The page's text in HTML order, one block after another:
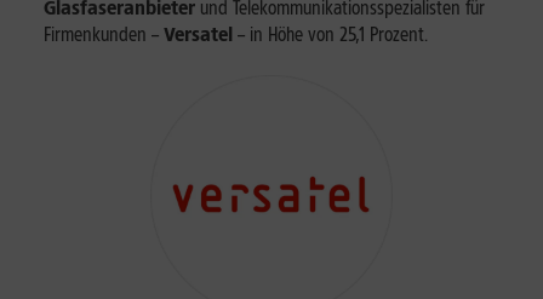
Glasfaseranbieter und Telekommunikationsspezialisten für
Firmenkunden – Versatel – in Höhe von 25,1 Prozent.